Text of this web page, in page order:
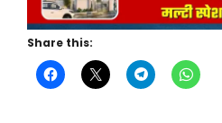
Share this: